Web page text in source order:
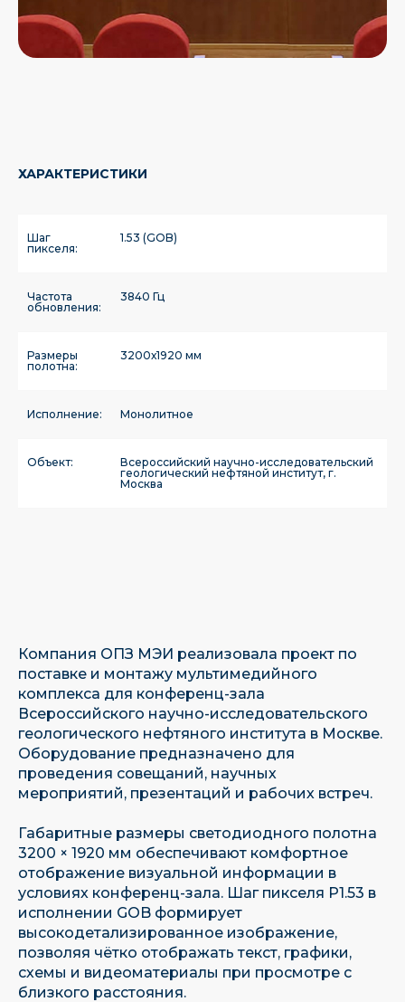
ХАРАКТЕРИСТИКИ
Шаг
пикселя:
1.53 (GOB)
Частота
обновления:
3840 Гц
Размеры
полотна:
3200х1920 мм
Исполнение: Монолитное
Объект:
Всероссийский научно-исследовательский
геологический нефтяной институт, г.
Москва
Компания ОПЗ МЭИ реализовала проект по
поставке и монтажу мультимедийного
комплекса для конференц-зала
Всероссийского научно-исследовательского
геологического нефтяного института в Москве.
Оборудование предназначено для
проведения совещаний, научных
мероприятий, презентаций и рабочих встреч.
Габаритные размеры светодиодного полотна
3200 × 1920 мм обеспечивают комфортное
отображение визуальной информации в
условиях конференц-зала. Шаг пикселя P1.53 в
исполнении GOB формирует
высокодетализированное изображение,
позволяя чётко отображать текст, графики,
схемы и видеоматериалы при просмотре с
близкого расстояния.